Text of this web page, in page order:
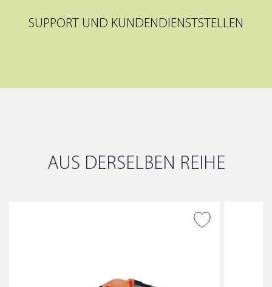
SUPPORT UND KUNDENDIENSTSTELLEN
AUS DERSELBEN REIHE